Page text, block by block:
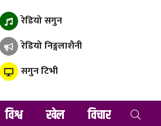
रेडियो सगुन
रेडियो निङ्गलाशैनी
सगुन टिभी
विश्व खेल विचार